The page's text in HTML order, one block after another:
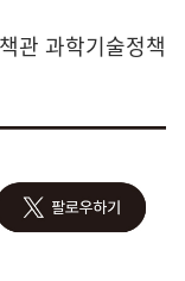
관 과학기술정책